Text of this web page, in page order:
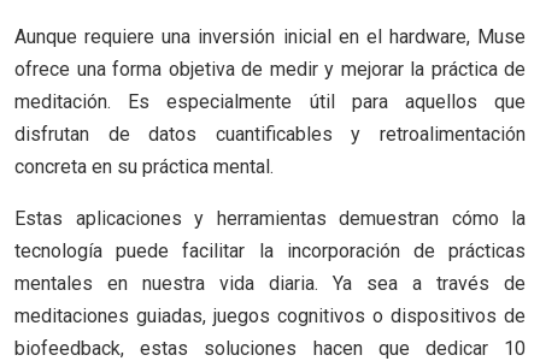
Aunque requiere una inversión inicial en el hardware, Muse
ofrece una forma objetiva de medir y mejorar la práctica de
meditación. Es especialmente útil para aquellos que
disfrutan de datos cuantificables y retroalimentación
concreta en su práctica mental.
Estas aplicaciones y herramientas demuestran cómo la
tecnología puede facilitar la incorporación de prácticas
mentales en nuestra vida diaria. Ya sea a través de
meditaciones guiadas, juegos cognitivos o dispositivos de
biofeedback, estas soluciones hacen que dedicar 10